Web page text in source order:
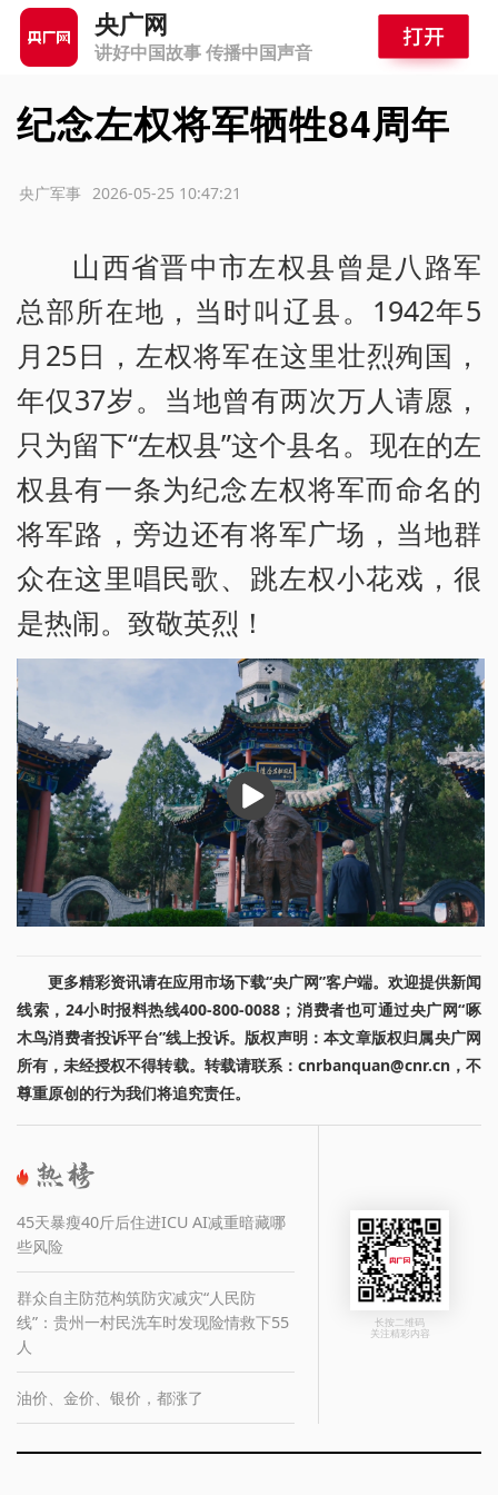
央广网
讲好中国故事 传播中国声音
纪念左权将军牺牲84周年
2026-05-25 10:47:21
央广军事
山西省晋中市左权县曾是八路军
总部所在地，当时叫辽县。1942年5
月25日，左权将军在这里壮烈殉国，
年仅37岁。当地曾有两次万人请愿，
只为留下“左权县”这个县名。现在的左
权县有一条为纪念左权将军而命名的
将军路，旁边还有将军广场，当地群
众在这里唱民歌、跳左权小花戏，很
是热闹。致敬英烈！
播
放
更多精彩资讯请在应用市场下载“央广网”客户端。欢迎提供新闻
线索，24小时报料热线400-800-0088；消费者也可通过央广网“啄
木鸟消费者投诉平台”线上投诉。版权声明：本文章版权归属央广网
所有，未经授权不得转载。转载请联系：cnrbanquan@cnr.cn，不
尊重原创的行为我们将追究责任。
45天暴瘦40斤后住进ICU AI减重暗藏哪
些风险
群众自主防范构筑防灾减灾“人民防
线”：贵州一村民洗车时发现险情救下55
人
油价、金价、银价，都涨了
长按二维码
关注精彩内容